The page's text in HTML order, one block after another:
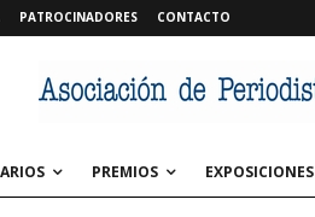
PATROCINADORES CONTACTO
PREMIOS EXPOSICIONES